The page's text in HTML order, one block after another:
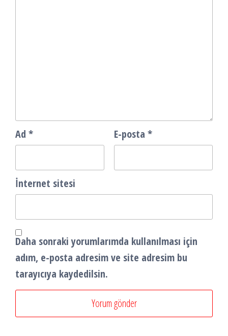
Ad * E-posta *
İnternet sitesi
Daha sonraki yorumlarımda kullanılması için
adım, e-posta adresim ve site adresim bu
tarayıcıya kaydedilsin.